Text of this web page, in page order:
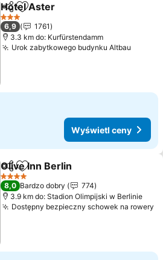
Udostępnij
Dodaj do ulubionych
Hotel Aster
3 Kategoria
6,9
1761
3.3 km do: Kurfürstendamm
Urok zabytkowego budynku Altbau
Wyświetl ceny
Udostępnij
Dodaj do ulubionych
Olive Inn Berlin
4 Kategoria
8,0 Bardzo dobry
774
3.9 km do: Stadion Olimpijski w Berlinie
Dostępny bezpieczny schowek na rowery